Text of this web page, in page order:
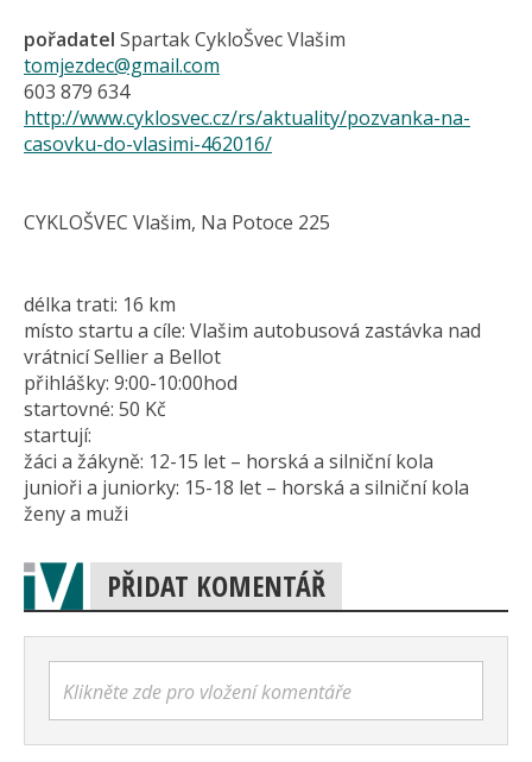
pořadatel Spartak CykloŠvec Vlašim
tomjezdec@gmail.com
603 879 634
http://www.cyklosvec.cz/rs/aktuality/pozvanka-na-
casovku-do-vlasimi-462016/
CYKLOŠVEC Vlašim, Na Potoce 225
délka trati: 16 km
místo startu a cíle: Vlašim autobusová zastávka nad
vrátnicí Sellier a Bellot
přihlášky: 9:00-10:00hod
startovné: 50 Kč
startují:
žáci a žákyně: 12-15 let – horská a silniční kola
junioři a juniorky: 15-18 let – horská a silniční kola
ženy a muži
PŘIDAT KOMENTÁŘ
Klikněte zde pro vložení komentáře